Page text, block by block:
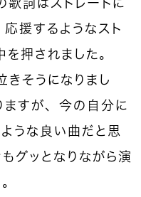
歌詞はストレートに
援するようなスト
押されました。
きそうになりまし
ますが、今の自分に
うな良い曲だと思
グッとなりながら演